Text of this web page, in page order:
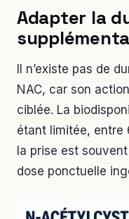
Adapter la
Il n’existe pas de
NAC, car son
ciblée. La
étant limitée, entre
la prise est
dose ponctuelle